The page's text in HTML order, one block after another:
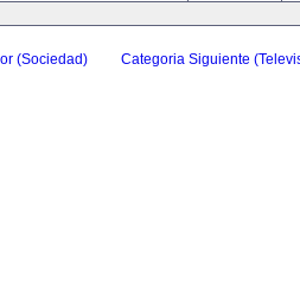
(Sociedad) Categoria Siguiente